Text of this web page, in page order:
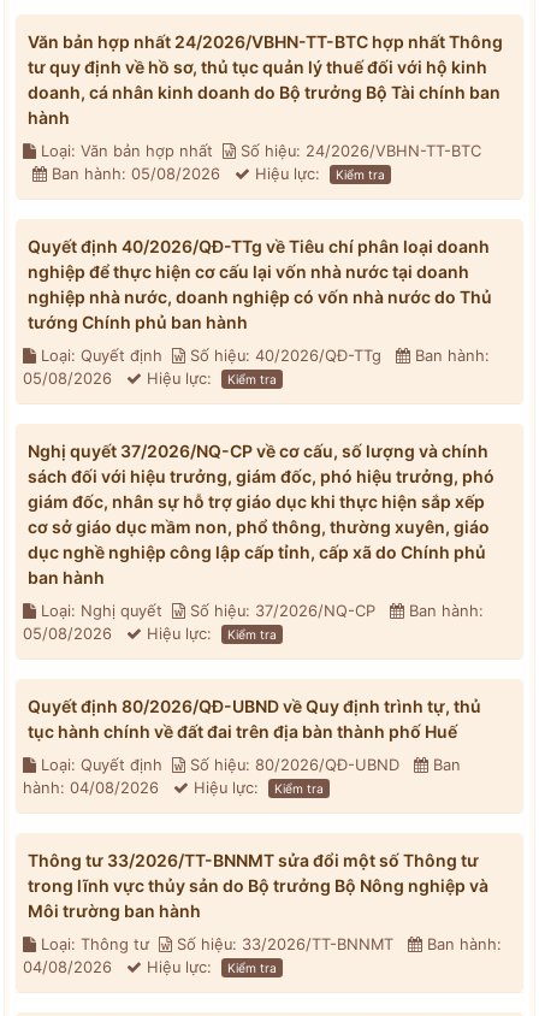
Văn bản hợp nhất 24/2026/VBHN-TT-BTC hợp nhất Thông
tư quy định về hồ sơ, thủ tục quản lý thuế đối với hộ kinh
doanh, cá nhân kinh doanh do Bộ trưởng Bộ Tài chính ban
hành
Loại: Văn bản hợp nhất
Số hiệu: 24/2026/VBHN-TT-BTC
Ban hành: 05/08/2026
Hiệu lực: Kiểm tra
Quyết định 40/2026/QĐ-TTg về Tiêu chí phân loại doanh
nghiệp để thực hiện cơ cấu lại vốn nhà nước tại doanh
nghiệp nhà nước, doanh nghiệp có vốn nhà nước do Thủ
tướng Chính phủ ban hành
Loại: Quyết định Số hiệu: 40/2026/QĐ-TTg
Ban hành:
05/08/2026
Hiệu lực: Kiểm tra
Nghị quyết 37/2026/NQ-CP về cơ cấu, số lượng và chính
sách đối với hiệu trưởng, giám đốc, phó hiệu trưởng, phó
giám đốc, nhân sự hỗ trợ giáo dục khi thực hiện sắp xếp
cơ sở giáo dục mầm non, phổ thông, thường xuyên, giáo
dục nghề nghiệp công lập cấp tỉnh, cấp xã do Chính phủ
ban hành
Loại: Nghị quyết Số hiệu: 37/2026/NQ-CP
Ban hành:
05/08/2026
Hiệu lực: Kiểm tra
Quyết định 80/2026/QĐ-UBND về Quy định trình tự, thủ
tục hành chính về đất đai trên địa bàn thành phố Huế
Loại: Quyết định Số hiệu: 80/2026/QĐ-UBND
Ban
hành: 04/08/2026
Hiệu lực: Kiểm tra
Thông tư 33/2026/TT-BNNMT sửa đổi một số Thông tư
trong lĩnh vực thủy sản do Bộ trưởng Bộ Nông nghiệp và
Môi trường ban hành
Loại: Thông tư Số hiệu: 33/2026/TT-BNNMT
Ban hành:
04/08/2026
Hiệu lực: Kiểm tra